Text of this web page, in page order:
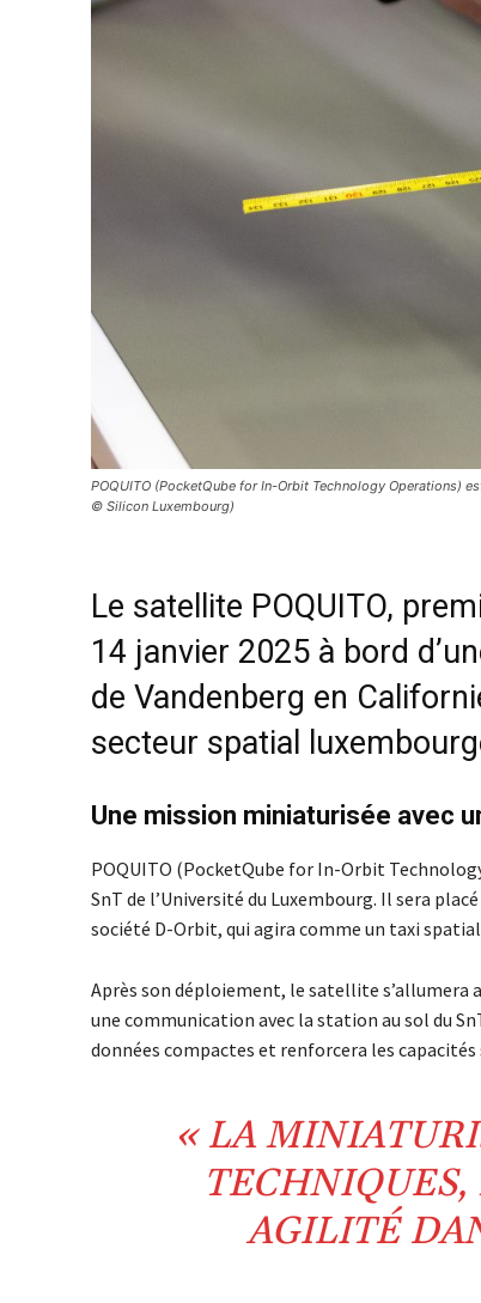
POQUITO (PocketQube for In-Orbit Technology Operations)
© Silicon Luxembourg)
Le satellite POQUITO,
14 janvier 2025 à bord
de Vandenberg en
secteur spatial
Une mission miniaturisée avec
POQUITO (PocketQube for In-Orbit
SnT de l’Université du Luxembourg. Il sera
société D-Orbit, qui agira comme un taxi
Après son déploiement, le satellite
une communication avec la station au sol du
données compactes et renforcera les
« LA
AGILITÉ